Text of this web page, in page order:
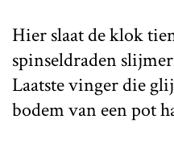
Hier slaat de klok
spinseldraden
Laatste vinger die
bodem van een pot